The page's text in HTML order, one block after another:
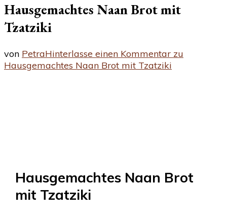
Hausgemachtes Naan Brot mit
Tzatziki
von PetraHinterlasse einen Kommentar zu
Hausgemachtes Naan Brot mit Tzatziki
Hausgemachtes Naan Brot
mit Tzatziki